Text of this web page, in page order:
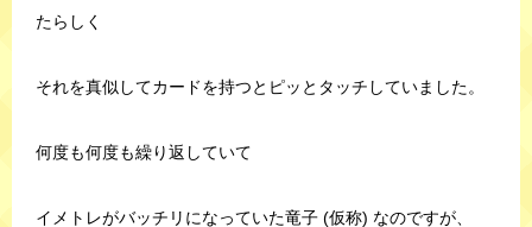
たらしく
それを真似してカードを持つとピッとタッチしていました。
何度も何度も繰り返していて
イメトレがバッチリになっていた竜子 (仮称) なのですが、